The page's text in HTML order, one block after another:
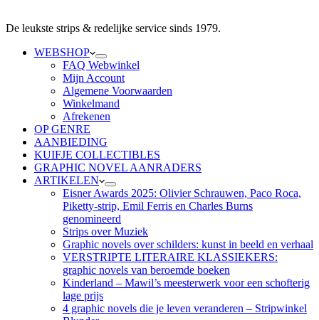
De leukste strips & redelijke service sinds 1979.
WEBSHOP
FAQ Webwinkel
Mijn Account
Algemene Voorwaarden
Winkelmand
Afrekenen
OP GENRE
AANBIEDING
KUIFJE COLLECTIBLES
GRAPHIC NOVEL AANRADERS
ARTIKELEN
Eisner Awards 2025: Olivier Schrauwen, Paco Roca,
Piketty-strip, Emil Ferris en Charles Burns
genomineerd
Strips over Muziek
Graphic novels over schilders: kunst in beeld en verhaal
VERSTRIPTE LITERAIRE KLASSIEKERS:
graphic novels van beroemde boeken
Kinderland – Mawil’s meesterwerk voor een schofterig
lage prijs
4 graphic novels die je leven veranderen – Stripwinkel